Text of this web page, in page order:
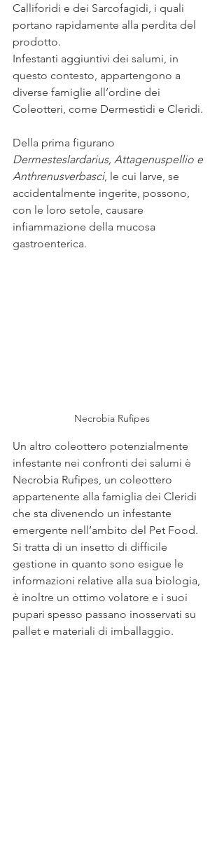
Calliforidi e dei Sarcofagidi, i quali
portano rapidamente alla perdita del
prodotto.
Infestanti aggiuntivi dei salumi, in
questo contesto, appartengono a
diverse famiglie all’ordine dei
Coleotteri, come Dermestidi e Cleridi.
Della prima figurano
Dermesteslardarius, Attagenuspellio e
Anthrenusverbasci, le cui larve, se
accidentalmente ingerite, possono,
con le loro setole, causare
infiammazione della mucosa
gastroenterica.
Necrobia Rufipes
Un altro coleottero potenzialmente
infestante nei confronti dei salumi è
Necrobia Rufipes, un coleottero
appartenente alla famiglia dei Cleridi
che sta divenendo un infestante
emergente nell’ambito del Pet Food.
Si tratta di un insetto di difficile
gestione in quanto sono esigue le
informazioni relative alla sua biologia,
è inoltre un ottimo volatore e i suoi
pupari spesso passano inosservati su
pallet e materiali di imballaggio.